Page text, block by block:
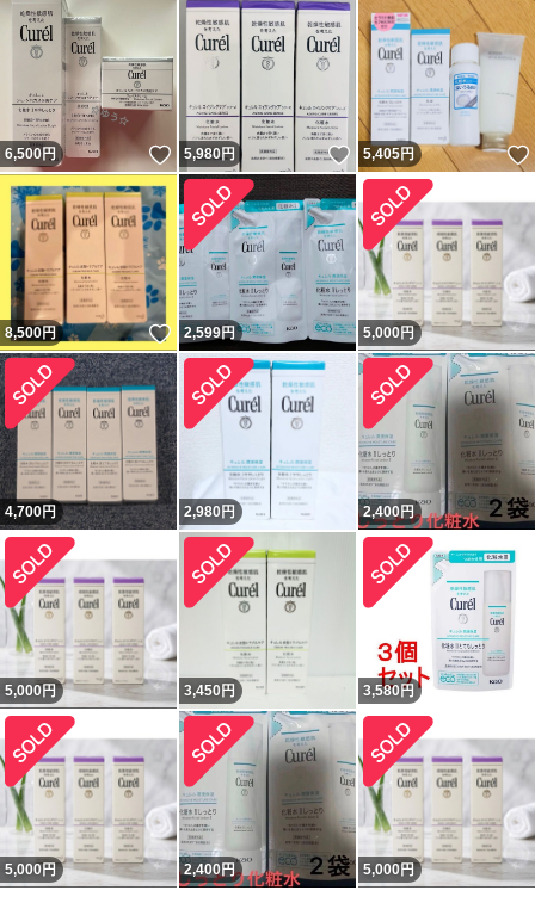
6,500円 いいね！
5,980円 いいね！
5,405円
8,500円 いいね！
2,599円 5,000円
4,700円 2,980 円 2,400円
5,000円 3,450円 3,580 円
5,000円 2,400円 5,000円